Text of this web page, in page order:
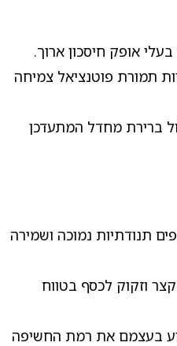
תמורת פוטנציאל צמיחה
ברירת מחדל המתעדכן
תנודתיות נמוכה ושמירה
וזקוק לכסף בטווח
בעצמם את רמת החשיפה